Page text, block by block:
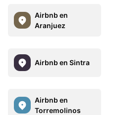
Airbnb en
Aranjuez
Airbnb en Sintra
Airbnb en
Torremolinos